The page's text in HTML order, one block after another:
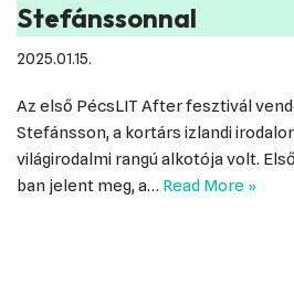
Stefánssonnal
2025.01.15.
Az első PécsLIT After fesztivál
Stefánsson, a kortárs izlandi
világirodalmi rangú alkotója volt.
ban jelent meg, a… Read More »